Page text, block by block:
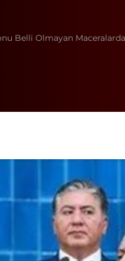
Belli Olmayan